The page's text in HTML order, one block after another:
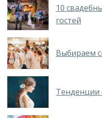
10
гостей
Выбираем
Тенденции